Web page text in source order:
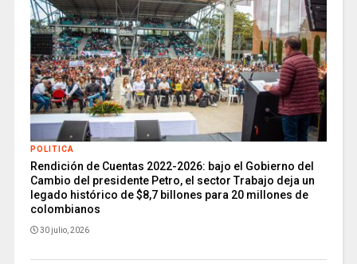
POLITICA
Rendición de Cuentas 2022-2026: bajo el Gobierno del
Cambio del presidente Petro, el sector Trabajo deja un
legado histórico de $8,7 billones para 20 millones de
colombianos
30 julio, 2026